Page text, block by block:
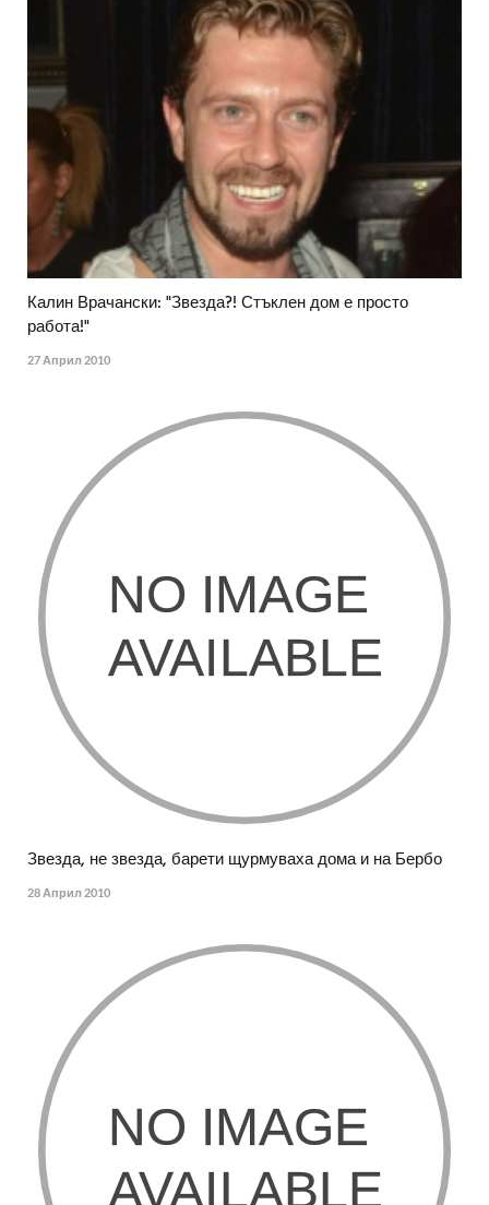
Калин Врачански: "Звезда?! Стъклен дом е просто
работа!"
27 Април 2010
Звезда, не звезда, барети щурмуваха дома и на Бербо
28 Април 2010